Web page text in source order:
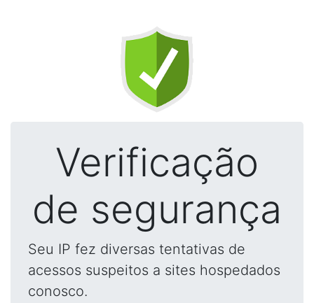
Verificação
de segurança
Seu IP fez diversas tentativas de
acessos suspeitos a sites hospedados
conosco.